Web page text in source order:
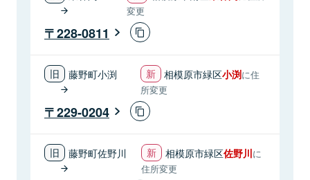
変更
228-0811
藤野町小渕 相模原市緑区小渕に住
所変更
229-0204
藤野町佐野川 相模原市緑区佐野川に
住所変更